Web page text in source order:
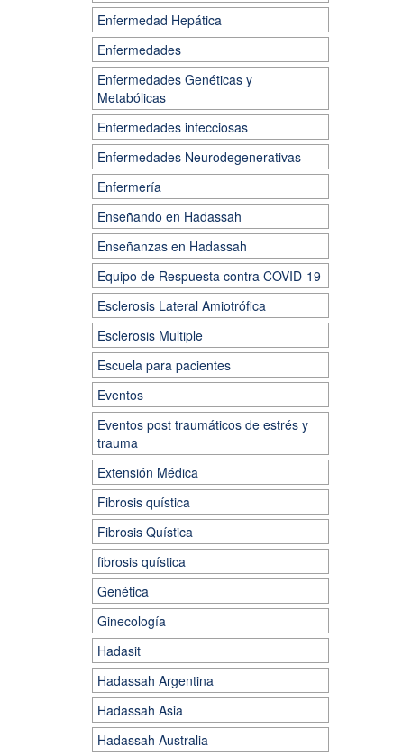
Enfermedad Hepática
Enfermedades
Enfermedades Genéticas y
Metabólicas
Enfermedades infecciosas
Enfermedades Neurodegenerativas
Enfermería
Enseñando en Hadassah
Enseñanzas en Hadassah
Equipo de Respuesta contra COVID-19
Esclerosis Lateral Amiotrófica
Esclerosis Multiple
Escuela para pacientes
Eventos
Eventos post traumáticos de estrés y
trauma
Extensión Médica
Fibrosis quística
Fibrosis Quística
fibrosis quística
Genética
Ginecología
Hadasit
Hadassah Argentina
Hadassah Asia
Hadassah Australia